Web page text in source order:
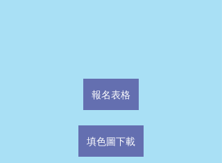
報名表格
填色圖下載